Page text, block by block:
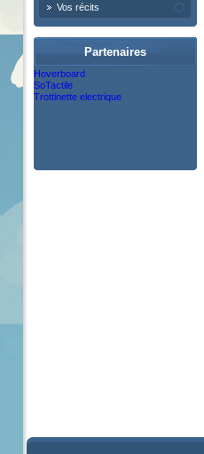
Vos récits
Partenaires
Hoverboard
SoTactile
Trottinette electrique